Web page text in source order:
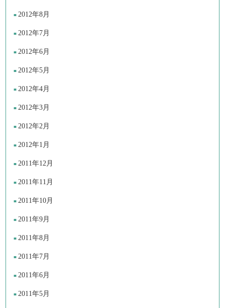
2012年8月
2012年7月
2012年6月
2012年5月
2012年4月
2012年3月
2012年2月
2012年1月
2011年12月
2011年11月
2011年10月
2011年9月
2011年8月
2011年7月
2011年6月
2011年5月